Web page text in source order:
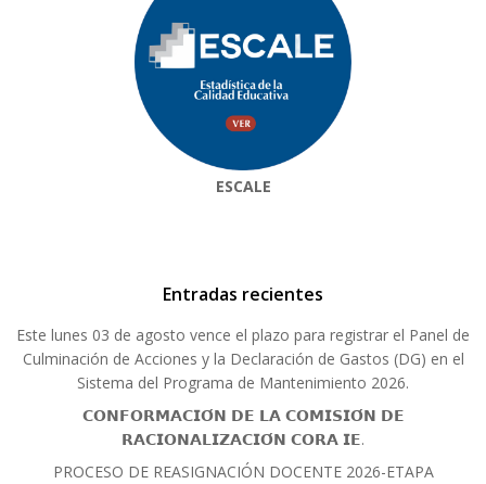
ESCALE
Entradas recientes
Este lunes 03 de agosto vence el plazo para registrar el Panel de
Culminación de Acciones y la Declaración de Gastos (DG) en el
Sistema del Programa de Mantenimiento 2026.
𝗖𝗢𝗡𝗙𝗢𝗥𝗠𝗔𝗖𝗜𝗢́𝗡 𝗗𝗘 𝗟𝗔 𝗖𝗢𝗠𝗜𝗦𝗜𝗢́𝗡 𝗗𝗘
𝗥𝗔𝗖𝗜𝗢𝗡𝗔𝗟𝗜𝗭𝗔𝗖𝗜𝗢́𝗡 𝗖𝗢𝗥𝗔 𝗜𝗘.
PROCESO DE REASIGNACIÓN DOCENTE 2026-ETAPA